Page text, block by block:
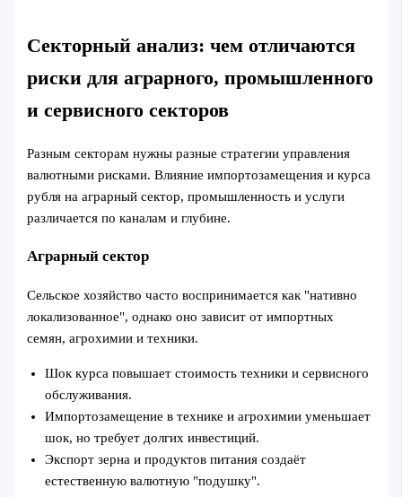
Секторный анализ: чем отличаются
риски для аграрного, промышленного
и сервисного секторов
Разным секторам нужны разные стратегии управления
валютными рисками. Влияние импортозамещения и курса
рубля на аграрный сектор, промышленность и услуги
различается по каналам и глубине.
Аграрный сектор
Сельское хозяйство часто воспринимается как "нативно
локализованное", однако оно зависит от импортных
семян, агрохимии и техники.
Шок курса повышает стоимость техники и сервисного
обслуживания.
Импортозамещение в технике и агрохимии уменьшает
шок, но требует долгих инвестиций.
Экспорт зерна и продуктов питания создаёт
естественную валютную "подушку".